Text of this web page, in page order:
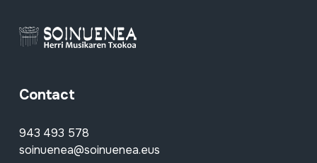
Contact
943 493 578
soinuenea@soinuenea.eus